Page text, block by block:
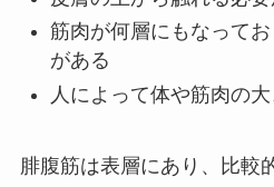
筋肉が何層にもなって
がある
人によって体や筋肉の
腓腹筋は表層にあり、比較